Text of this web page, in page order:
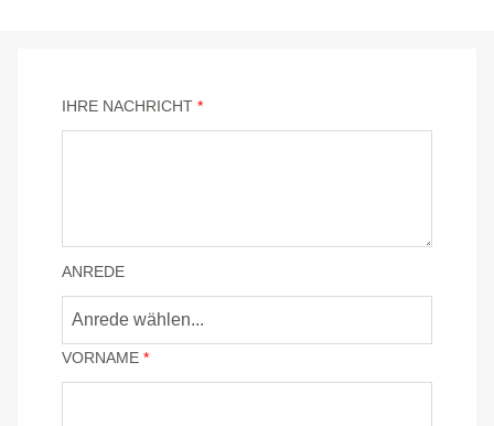
IHRE NACHRICHT *
ANREDE
VORNAME *